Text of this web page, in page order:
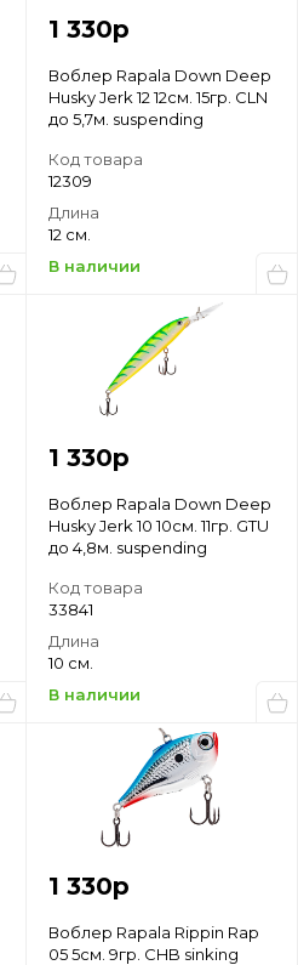
1 330р
Воблер Rapala Down Deep
Husky Jerk 12 12см. 15гр. CLN
до 5,7м. suspending
Код товара
12309
Длина
12 см.
В наличии
1 330р
Воблер Rapala Down Deep
Husky Jerk 10 10см. 11гр. GTU
до 4,8м. suspending
Код товара
33841
Длина
10 см.
В наличии
1 330р
Воблер Rapala Rippin Rap
05 5см. 9гр. CHB sinking